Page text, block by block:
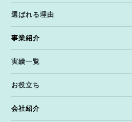
選ばれる理由
事業紹介
実績一覧
お役立ち
会社紹介